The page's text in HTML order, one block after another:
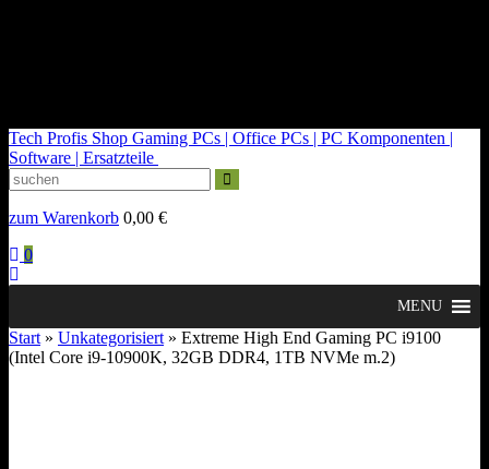
Tech Profis Shop Gaming PCs | Office PCs | PC Komponenten |
Software | Ersatzteile
zum Warenkorb 0,00 €
0
MENU
Start » Unkategorisiert » Extreme High End Gaming PC i9100
(Intel Core i9-10900K, 32GB DDR4, 1TB NVMe m.2)